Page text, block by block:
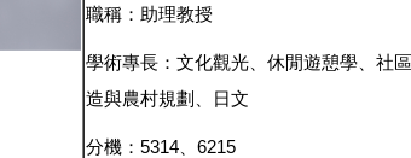
職稱：助理教授
學術專長：文化觀光、休閒遊憩學、社
造與農村規劃、日文
分機：5314、6215